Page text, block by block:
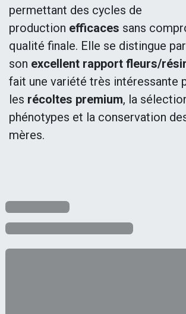
permettant des cycles de
production efficaces sans
qualité finale. Elle se distingue par
son excellent rapport fleurs/
fait une variété très intéressante
les récoltes premium, la
phénotypes et la conservation
mères.